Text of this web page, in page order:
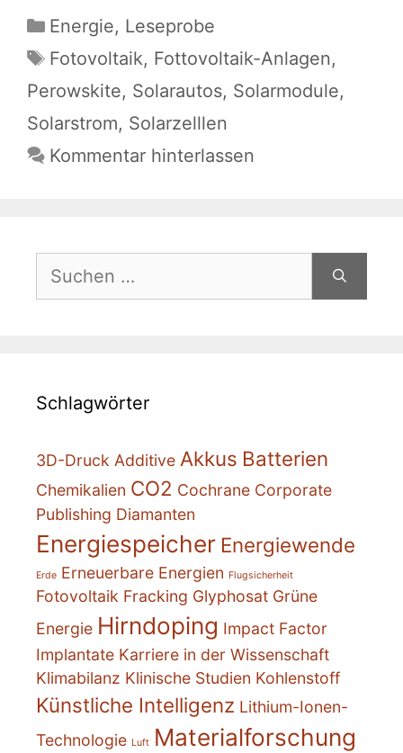
Kategorien
Energie, Leseprobe
Schlagwörter
Fotovoltaik, Fottovoltaik-Anlagen,
Perowskite, Solarautos, Solarmodule,
Solarstrom, Solarzelllen
Kommentar hinterlassen
nach:
Schlagwörter
3D-Druck Additive Akkus Batterien
Chemikalien CO2 Cochrane Corporate
Publishing Diamanten
Energiespeicher Energiewende
Erde Erneuerbare Energien Flugsicherheit
Fotovoltaik Fracking Glyphosat Grüne
Energie Hirndoping Impact Factor
Implantate Karriere in der Wissenschaft
Klimabilanz Klinische Studien Kohlenstoff
Künstliche Intelligenz Lithium-Ionen-
Technologie Luft Materialforschung